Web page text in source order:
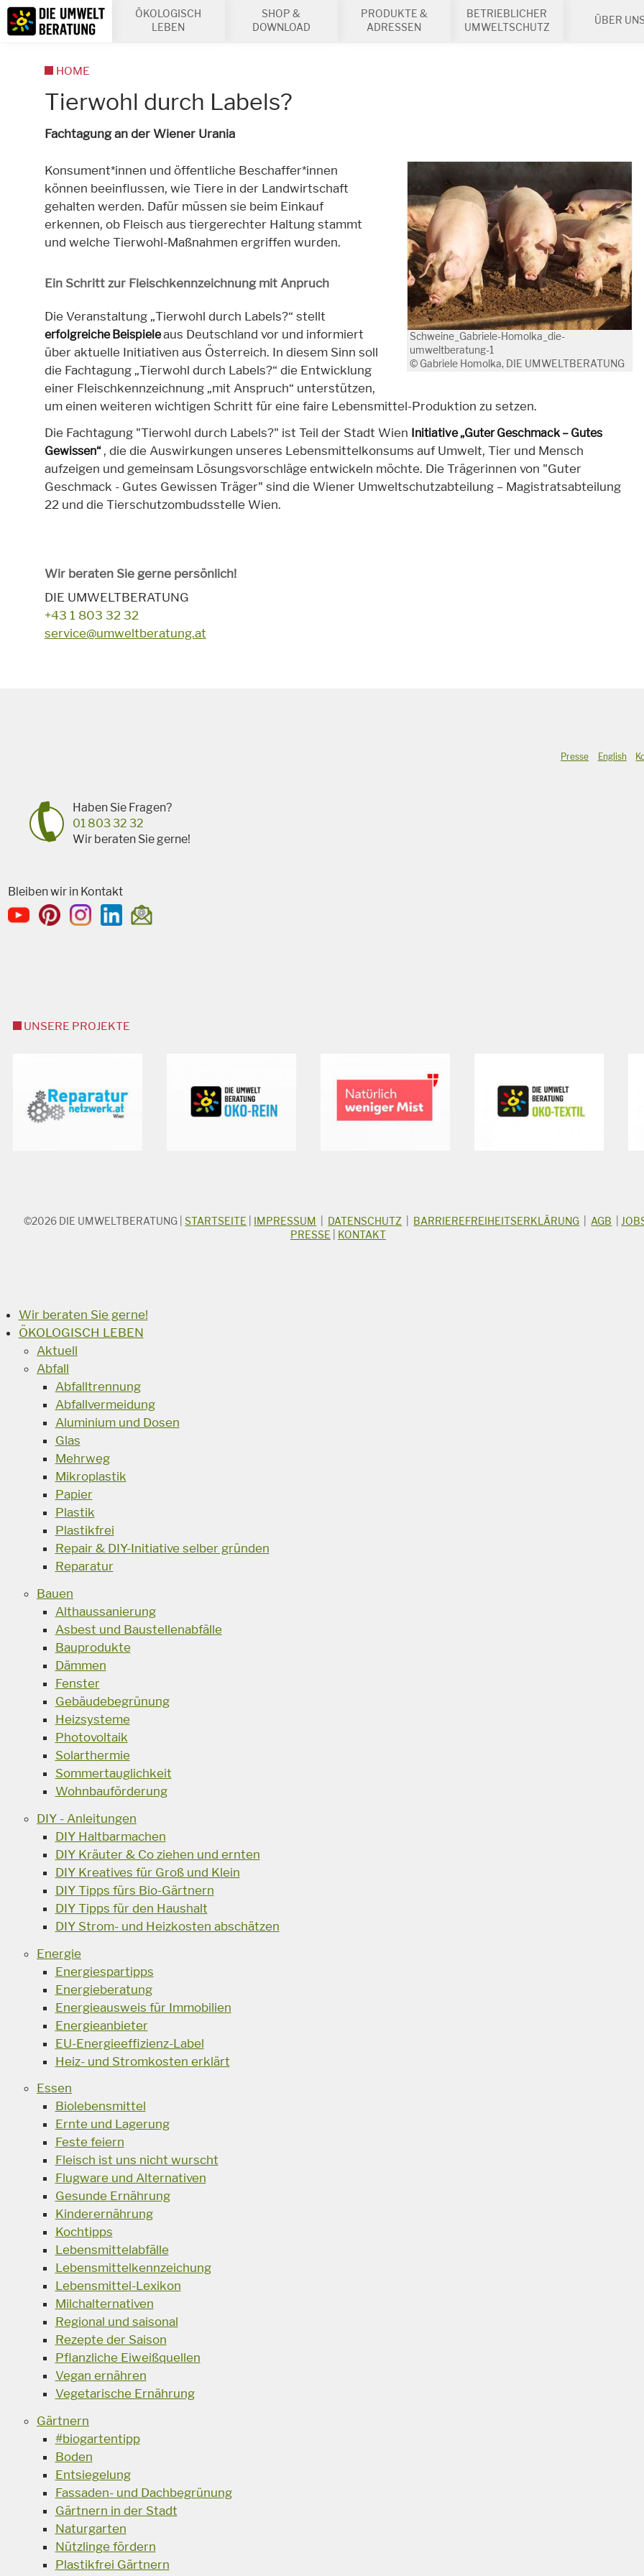
Inhalt
Suche
ÖKOLOGISCH
LEBEN
SHOP &
DOWNLOAD
PRODUKTE &
ADRESSEN
BETRIEBLICHER
UMWELTSCHUTZ
ÜBER
Tierwohl durch Labels?
Fachtagung an der Wiener Urania
Schweine_Gabriele-Homolka_die-
umweltberatung-1
© Gabriele Homolka, DIE UMWELTBERATUNG
Konsument*innen und öffentliche Beschaffer*innen
können beeinflussen, wie Tiere in der Landwirtschaft
gehalten werden. Dafür müssen sie beim Einkauf
erkennen, ob Fleisch aus tiergerechter Haltung stammt
und welche Tierwohl-Maßnahmen ergriffen wurden.
Ein Schritt zur Fleischkennzeichnung mit Anpruch
Die Veranstaltung „Tierwohl durch Labels?“ stellt
erfolgreiche Beispieleaus Deutschland vor und informiert
über aktuelle Initiativen aus Österreich. In diesem Sinn soll
die Fachtagung „Tierwohl durch Labels?“ die Entwicklung
einer Fleischkennzeichnung „mit Anspruch“ unterstützen,
um einen weiteren wichtigen Schritt für eine faire Lebensmittel-Produktion zu setzen.
Die Fachtagung "Tierwohl durch Labels?" ist Teil der Stadt Wien Initiative „Guter Geschmack – Gutes
Gewissen“, die die Auswirkungen unseres Lebensmittelkonsums auf Umwelt, Tier und Mensch
aufzeigen und gemeinsam Lösungsvorschläge entwickeln möchte. Die Trägerinnen von "Guter
Geschmack - Gutes Gewissen Träger" sind die Wiener Umweltschutzabteilung – Magistratsabteilung
22 und die Tierschutzombudsstelle Wien.
Wir beraten Sie gerne persönlich!
DIE UMWELTBERATUNG
+43 1 803 32 32
service@umweltberatung.at
HOME
Presse English
Haben Sie Fragen?
01 803 32 32
Wir beraten Sie gerne!
Bleiben wir in Kontakt
UNSERE PROJEKTE
©2026 DIE UMWELTBERATUNG |STARTSEITE IMPRESSUM DATENSCHUTZ BARRIEREFREIHEITSERKLÄRUNG AGB
PRESSE
KONTAKT
Wir beraten Sie gerne!
ÖKOLOGISCH LEBEN
Aktuell
Abfall
Abfalltrennung
Abfallvermeidung
Aluminium und Dosen
Glas
Mehrweg
Mikroplastik
Papier
Plastik
Plastikfrei
Repair & DIY-Initiative selber gründen
Reparatur
Bauen
Althaussanierung
Asbest und Baustellenabfälle
Bauprodukte
Dämmen
Fenster
Gebäudebegrünung
Heizsysteme
Photovoltaik
Solarthermie
Sommertauglichkeit
Wohnbauförderung
DIY - Anleitungen
DIY Haltbarmachen
DIY Kräuter & Co ziehen und ernten
DIY Kreatives für Groß und Klein
DIY Tipps fürs Bio-Gärtnern
DIY Tipps für den Haushalt
DIY Strom- und Heizkosten abschätzen
Energie
Energiespartipps
Energieberatung
Energieausweis für Immobilien
Energieanbieter
EU-Energieeffizienz-Label
Heiz- und Stromkosten erklärt
Essen
Biolebensmittel
Ernte und Lagerung
Feste feiern
Fleisch ist uns nicht wurscht
Flugware und Alternativen
Gesunde Ernährung
Kinderernährung
Kochtipps
Lebensmittelabfälle
Lebensmittelkennzeichung
Lebensmittel-Lexikon
Milchalternativen
Regional und saisonal
Rezepte der Saison
Pflanzliche Eiweißquellen
Vegan ernähren
Vegetarische Ernährung
Gärtnern
#biogartentipp
Boden
Entsiegelung
Fassaden- und Dachbegrünung
Gärtnern in der Stadt
Naturgarten
Nützlinge fördern
Plastikfrei Gärtnern